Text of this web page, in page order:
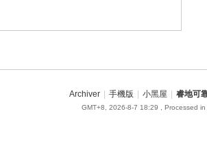
Archiver 手機版 小黑屋 睿地可
GMT+8, 2026-8-7 18:29 , Processed